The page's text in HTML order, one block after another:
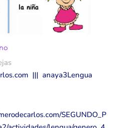
||| anaya3Lengua
SEGUNDO_P